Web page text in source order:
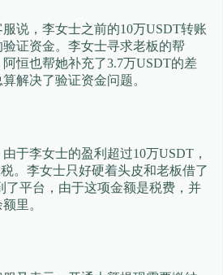
说，李女士之前的10万USDT转账
证资金。李女士寻求老板的帮
恒也帮她补充了3.7万USDT的差
解决了验证资金问题。
于李女士的盈利超过10万USDT，
。李女士只好硬着头皮和老板借了
了平台，由于这项金额是税费，并
里。